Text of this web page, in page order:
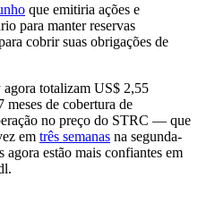
que emitiria ações e
para manter reservas
cobrir suas obrigações de
agora totalizam US$ 2,55
meses de cobertura de
no preço do STRC — que
em três semanas na segunda-
estão mais confiantes em